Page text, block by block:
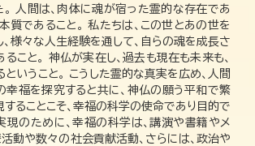
。 人間は、肉体に魂が宿った霊的な存在であ
質であること。 私たちは、この世とあの世を
様々な人生経験を通して、自らの魂を成長さ
こと。 神仏が実在し、過去も現在も未来も、
いうこと。 こうした霊的な真実を広め、人間
幸福を探究すると共に、神仏の願う平和で繁
ることこそ、幸福の科学の使命であり目的で
現のために、幸福の科学は、講演や書籍やメ
動や数々の社会貢献活動、さらには、政治や